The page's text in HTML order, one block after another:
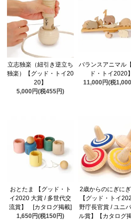
立志独楽（紐引き逆立ち
独楽）【グッド・トイ20
20】
5,000円(税455円)
バランスアニマル
ド・トイ2020】
11,000円(税
おとたま 【グッド・ト
イ2020 大賞 / 多世代交
流賞】 [カタログ掲載]
1,650円(税150円)
2歳からのにぎにぎ
【グッド・トイ
野庁長官賞 / ユニ
ル賞】【カタログ掲